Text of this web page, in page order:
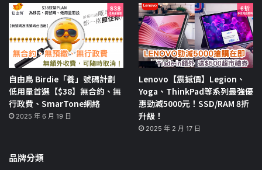
自由鳥 Birdie「養」號碼計劃
低用量首選【$38】無合約、無
行政費、SmarTone網絡
2025 年 6 月 19 日
Lenovo【震撼價】Legion、
Yoga、ThinkPad等系列最強優
惠勁減5000元！SSD/RAM 8折
升級！
2025 年 2 月 17 日
品牌分類